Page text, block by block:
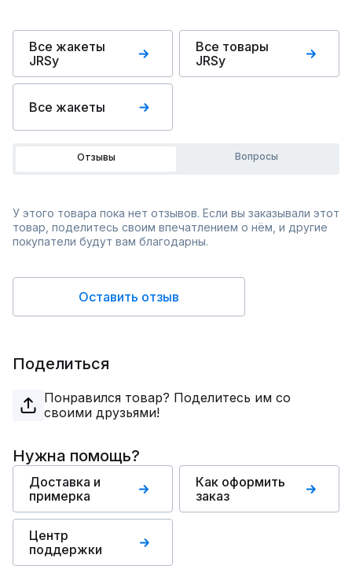
Все жакеты
JRSy
Все товары
JRSy
Все жакеты
Отзывы Вопросы
У этого товара пока нет отзывов. Если вы заказывали этот
товар, поделитесь своим впечатлением о нём, и другие
покупатели будут вам благодарны.
Оставить отзыв
Поделиться
Понравился товар? Поделитесь им со
своими друзьями!
Нужна помощь?
Доставка и
примерка
Как оформить
заказ
Центр
поддержки